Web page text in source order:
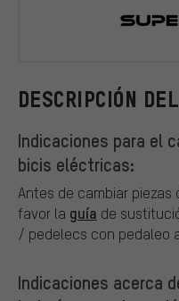
DESCRIPCIÓN
Indicaciones para el
bicis eléctricas:
Antes de cambiar
favor la guía de
/ pedelecs con pedaleo
Indicaciones acerca